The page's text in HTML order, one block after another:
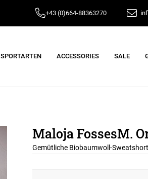
+43 (0)664-88363270
SPORTARTEN ACCESSORIES SALE
Maloja FossesM.
Gemütliche Biobaumwoll-